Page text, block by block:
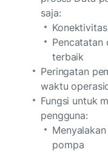
saja:
Pencatatan
terbaik
Peringatan
waktu
Fungsi untuk
pengguna:
pompa